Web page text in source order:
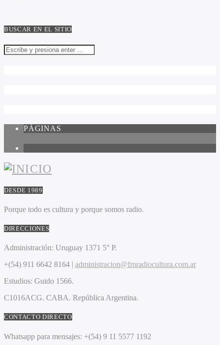
BUSCAR EN EL SITIO
PÁGINAS
DESDE 1989
Porque todo es cultura y porque somos radio.
DIRECCIONES
Administración: Uruguay 1371 5° P.
+(54) 911 6642 8164 | administracion@fmradiocultura.com.ar
Estudios: Guido 1566.
C1016ACG. CABA. República Argentina.
CONTACTO DIRECTO
Whatsapp para mensajes: +(54) 9 11 5577 1192